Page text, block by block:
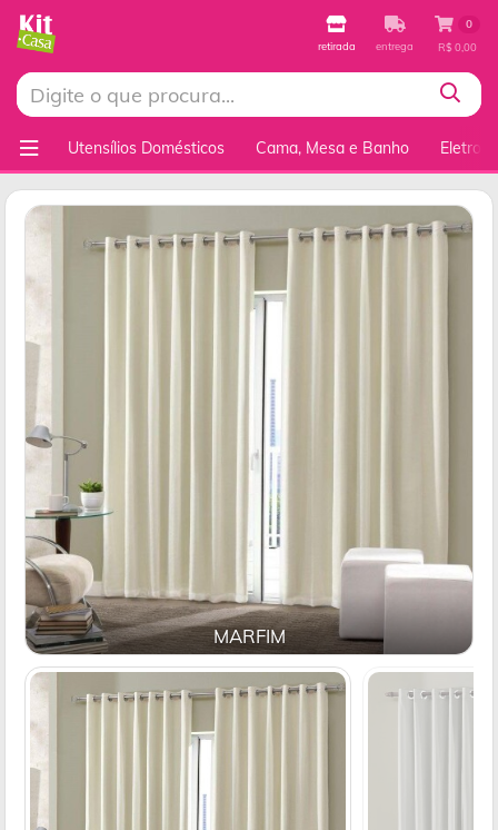
retirada entrega
0
R$ 0,00
Utensílios Domésticos Cama, Mesa e Banho
MARFIM